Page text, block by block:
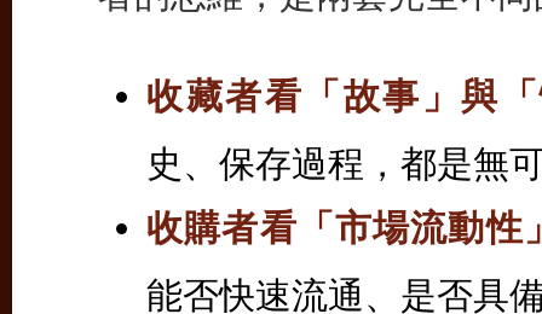
收藏者看「故事」與
史、保存過程，都是無
收購者看「市場流動性
能否快速流通、是否具